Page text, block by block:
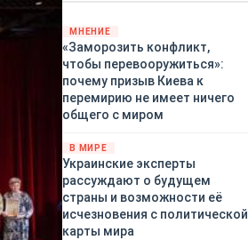
территориями Белгородской,
Брянской, Владимирской,
Воронежской, Калужской,
Курской, Липецкой,
Орловской, Ростовской,
Рязанской, Самарской,
Тульской областей,
Московского региона,
Республики Крым, Республики
Татарстан, Краснодарского
края и над акваториями
МНЕНИЕ
«Заморозить конфликт,
чтобы перевооружиться»:
почему призыв Киева к
перемирию не имеет ничего
общего с миром
В МИРЕ
Украинские эксперты
рассуждают о будущем
страны и возможности её
исчезновения с политической
карты мира